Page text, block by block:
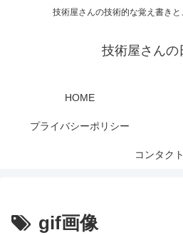
技術屋さんの技術的な覚え書きと
技術屋さんの
HOME
プライバシーポリシー
コンタクト
gif画像